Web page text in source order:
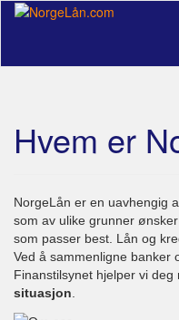
Skip
content
Hvem er
NorgeLån er en uavhengig
som av ulike grunner
som passer best. Lån og
Ved å sammenligne banker
Finanstilsynet hjelper vi deg
situasjon.